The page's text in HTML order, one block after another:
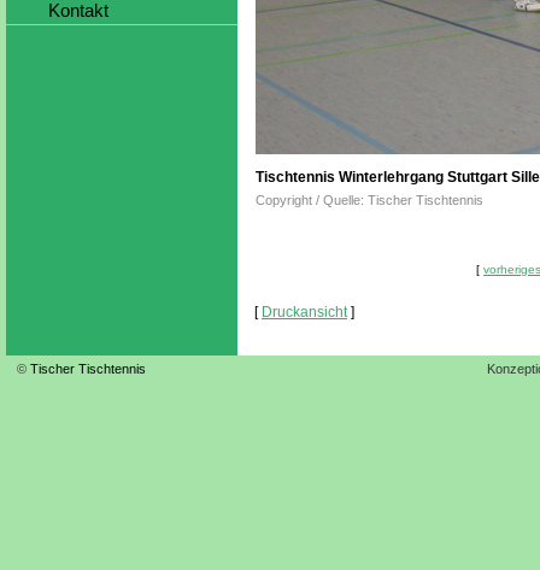
Tischtennis Winterlehrgang Stuttgart
Copyright / Quelle: Tischer Tischtennis
[
[ Druckansicht]
Kontakt
© Tischer Tischtennis